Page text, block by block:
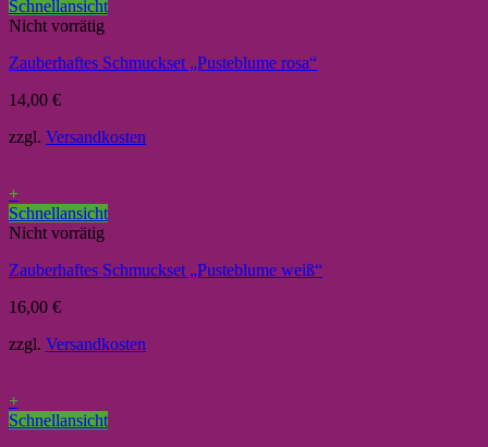
Schnellansicht
Nicht vorrätig
Zauberhaftes Schmuckset „Pusteblume rosa“
14,00 €
zzgl. Versandkosten
+
Schnellansicht
Nicht vorrätig
Zauberhaftes Schmuckset „Pusteblume weiß“
16,00 €
zzgl. Versandkosten
+
Schnellansicht